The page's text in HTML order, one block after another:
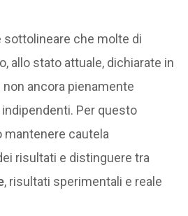
sottolineare che molte di
allo stato attuale, dichiarate in
ancora pienamente
Per questo
mantenere cautela
risultati e distinguere tra
, risultati sperimentali e reale